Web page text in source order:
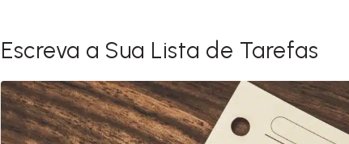
Escreva a Sua Lista de Tarefas